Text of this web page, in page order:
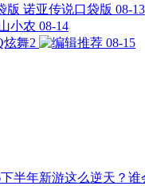
诺亚传说口袋版 08-13
小农 08-14
炫舞2
08-15
半年新游这么逆天？